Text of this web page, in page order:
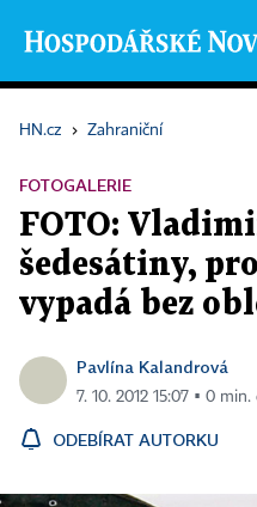
HN.cz › Zahraniční
FOTOGALERIE
FOTO:
šedesátiny,
vypadá bez
Pavlína Kalandrová
7. 10. 2012 15:07 ▪ 0
ODEBÍRAT AUTORKU